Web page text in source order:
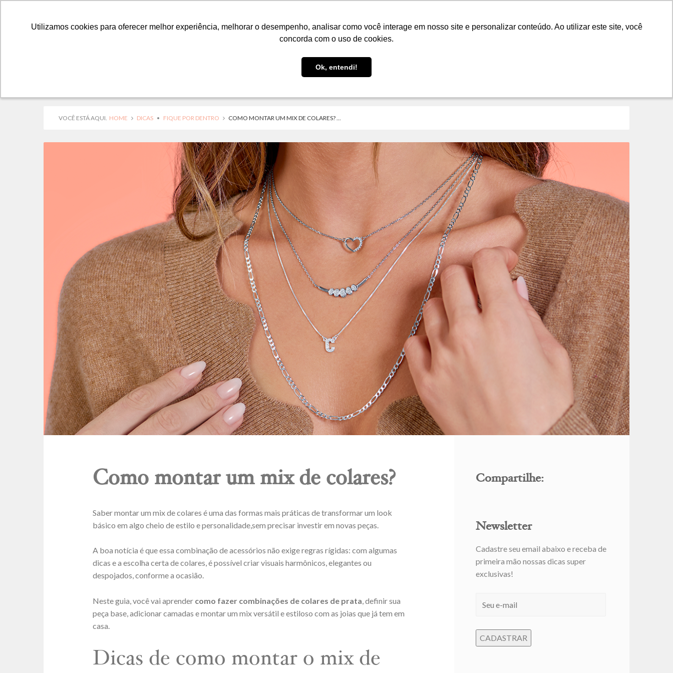
Utilizamos cookies para oferecer melhor experiência, melhorar o desempenho, analisar como você interage em nosso site e personalizar conteúdo. Ao utilizar este site, você
concorda com o uso de cookies.
Ok, entendi!
Utilizamos cookies para oferecer melhor experiência, melhorar o desempenho, analisar como você interage em nosso site e personalizar conteúdo. Ao utilizar este site, você
concorda com o uso de cookies.
Ok, entendi!
LOJA FIQUE POR DENTRO PRESENTES LANÇAMENTOS DICAS CONTATO
VOCÊ ESTÁ AQUI. HOME DICAS • FIQUE POR DENTRO COMO MONTAR UM MIX DE COLARES? ...
Como montar um mix de colares?
Saber montar um mix de colares é uma das formas mais práticas de transformar um look
básico em algo cheio de estilo e personalidade,sem precisar investir em novas peças.
A boa notícia é que essa combinação de acessórios não exige regras rígidas: com algumas
dicas e a escolha certa de colares, é possível criar visuais harmônicos, elegantes ou
despojados, conforme a ocasião.
Neste guia, você vai aprender como fazer combinações de colares de prata , definir sua
peça base, adicionar camadas e montar um mix versátil e estiloso com as joias que já tem em
casa.
Dicas de como montar o mix de
Compartilhe:
Newsletter
Cadastre seu email abaixo e receba de
primeira mão nossas dicas super
exclusivas!